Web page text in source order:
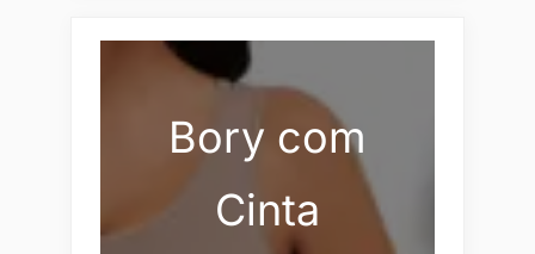
Bory com
Cinta